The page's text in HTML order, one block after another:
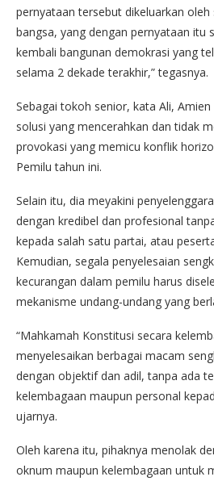
pernyataan tersebut dikeluarkan
bangsa, yang dengan pernyataan itu
kembali bangunan demokrasi yang
selama 2 dekade terakhir,” tegasnya.
Sebagai tokoh senior, kata Ali,
solusi yang mencerahkan dan tidak
provokasi yang memicu konflik
Pemilu tahun ini.
Selain itu, dia meyakini
dengan kredibel dan profesional
kepada salah satu partai, atau
Kemudian, segala penyelesaian
kecurangan dalam pemilu harus
mekanisme undang-undang yang
“Mahkamah Konstitusi secara
menyelesaikan berbagai macam
dengan objektif dan adil, tanpa ada
kelembagaan maupun personal
ujarnya.
Oleh karena itu, pihaknya menolak
oknum maupun kelembagaan untuk